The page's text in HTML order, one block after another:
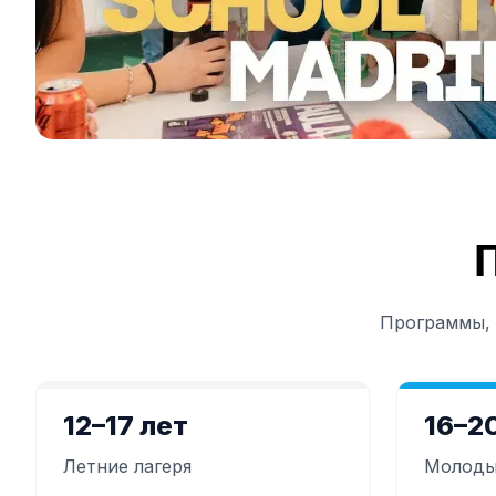
Долгосрочные курсы
Частные уроки
Онлайн-курсы
Подготовка к
Подготовка к
30-49 лет
Онлайн-курсы
Подготовка к
Более 50 программ,
Частные уроки
Онлайн-курсы
Программы,
12–17 лет
Летние лагеря